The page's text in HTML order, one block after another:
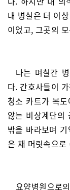
내 병실은 더 이
이었고, 그곳의
나는 며칠간
다. 간호사들이
청소 카트가 복
않는 비상계단의
밖을 바라보며
은 채 머릿속으
요양병원으로